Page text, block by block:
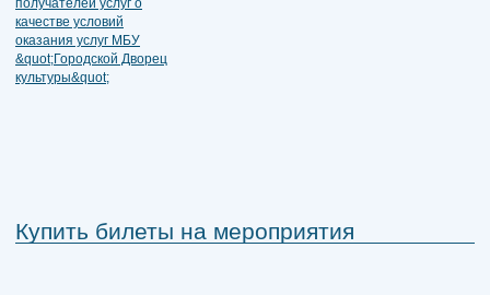
Купить билеты на мероприятия